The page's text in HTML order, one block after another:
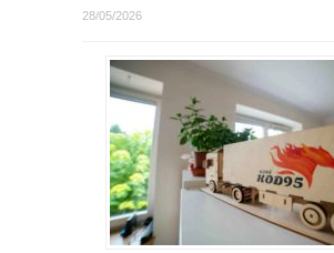
28/05/2026